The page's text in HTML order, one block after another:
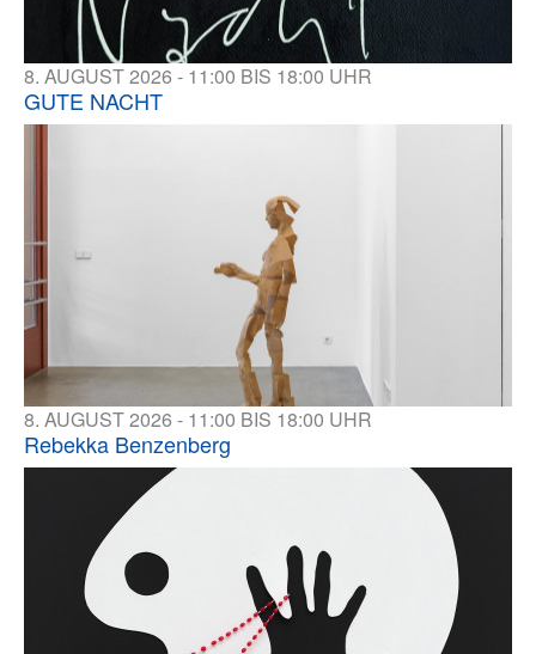
8. AUGUST 2026 - 11:00 BIS 18:00 UHR
GUTE NACHT
8. AUGUST 2026 - 11:00 BIS 18:00 UHR
Rebekka Benzenberg